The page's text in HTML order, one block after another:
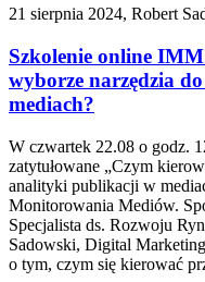
21 sierpnia 2024, Robert
Szkolenie online
wyborze narzędzia
mediach?
W czwartek 22.08 o godz.
zatytułowane „Czym
analityki publikacji w
Monitorowania Mediów.
Specjalista ds. Rozwoju
Sadowski, Digital
o tym, czym się kierować